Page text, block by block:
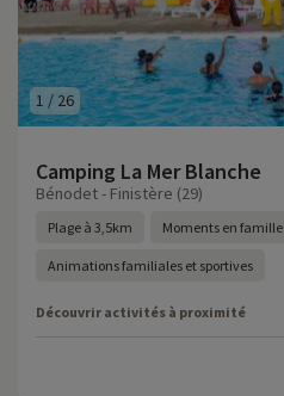
1 / 26
Camping La Mer Blanche
Bénodet - Finistère (29)
Plage à 3,5km Moments en famille
Animations familiales et sportives
Découvrir activités à proximité